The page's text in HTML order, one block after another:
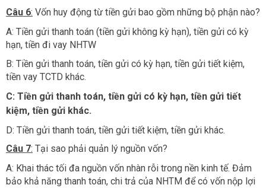
Câu 6: Vốn huy động từ tiền gửi bao gồm những bộ phận nào?
A: Tiền gửi thanh toán (tiền gửi không kỳ hạn), tiền gửi có kỳ
hạn, tiền đi vay NHTW
B: Tiền gửi thanh toán, tiền gửi có kỳ hạn, tiền gửi tiết kiệm,
tiền vay TCTD khác.
C: Tiền gửi thanh toán, tiền gửi có kỳ hạn, tiền gửi tiết
kiệm, tiền gửi khác.
D: Tiền gửi thanh toán, tiền gửi tiết kiệm, tiền gửi khác.​
Câu 7: Tại sao phải quản lý nguồn vốn?
A: Khai thác tối đa nguồn vốn nhàn rỗi trong nền kinh tế. Đảm
bảo khả năng thanh toán, chi trả của NHTM để có vốn nộp lợi